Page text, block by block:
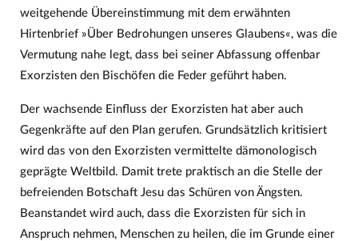
weitgehende Übereinstimmung mit dem erwähnten
Hirtenbrief »Über Bedrohungen unseres Glaubens«, was die
Vermutung nahe legt, dass bei seiner Abfassung offenbar
Exorzisten den Bischöfen die Feder geführt haben.
Der wachsende Einfluss der Exorzisten hat aber auch
Gegenkräfte auf den Plan gerufen. Grundsätzlich kritisiert
wird das von den Exorzisten vermittelte dämonologisch
geprägte Weltbild. Damit trete praktisch an die Stelle der
befreienden Botschaft Jesu das Schüren von Ängsten.
Beanstandet wird auch, dass die Exorzisten für sich in
Anspruch nehmen, Menschen zu heilen, die im Grunde einer